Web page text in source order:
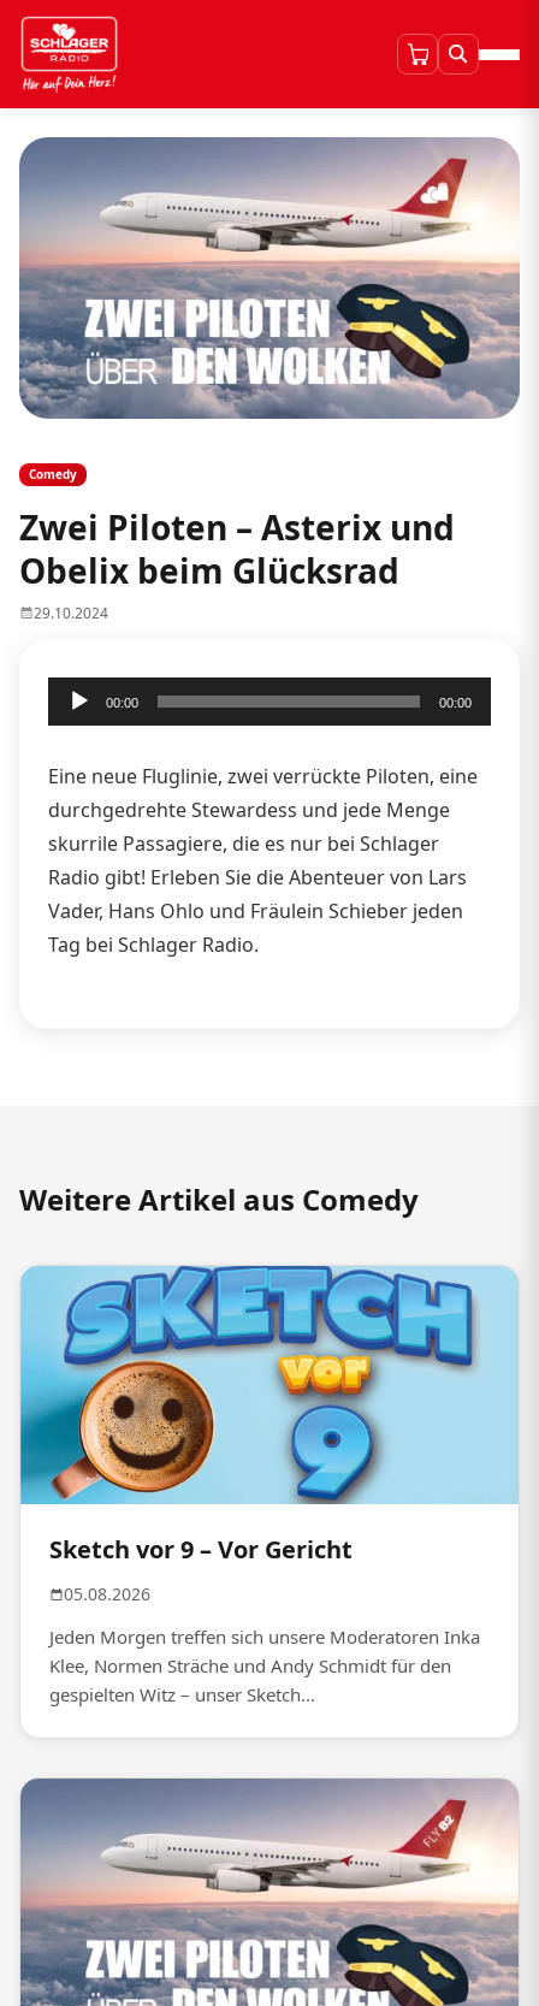
Comedy
Zwei Piloten – Asterix und
Obelix beim Glücksrad
29.10.2024
Audio-
Player
00:00 00:00
Eine neue Fluglinie, zwei verrückte Piloten, eine
durchgedrehte Stewardess und jede Menge
skurrile Passagiere, die es nur bei Schlager
Radio gibt! Erleben Sie die Abenteuer von Lars
Vader, Hans Ohlo und Fräulein Schieber jeden
Tag bei Schlager Radio.
Weitere Artikel aus Comedy
Sketch vor 9 – Vor Gericht
05.08.2026
Jeden Morgen treffen sich unsere Moderatoren Inka
Klee, Normen Sträche und Andy Schmidt für den
gespielten Witz – unser Sketch...